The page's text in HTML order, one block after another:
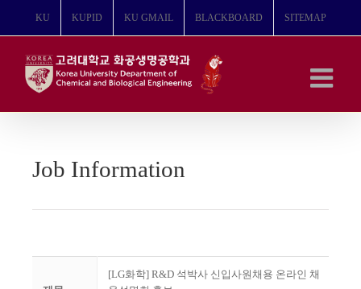
뛰
KU KUPID KU GMAIL BLACKBOARD SITEMAP
Job Information
[LG화학] R&D 석박사 신입사원채용 온라인 채